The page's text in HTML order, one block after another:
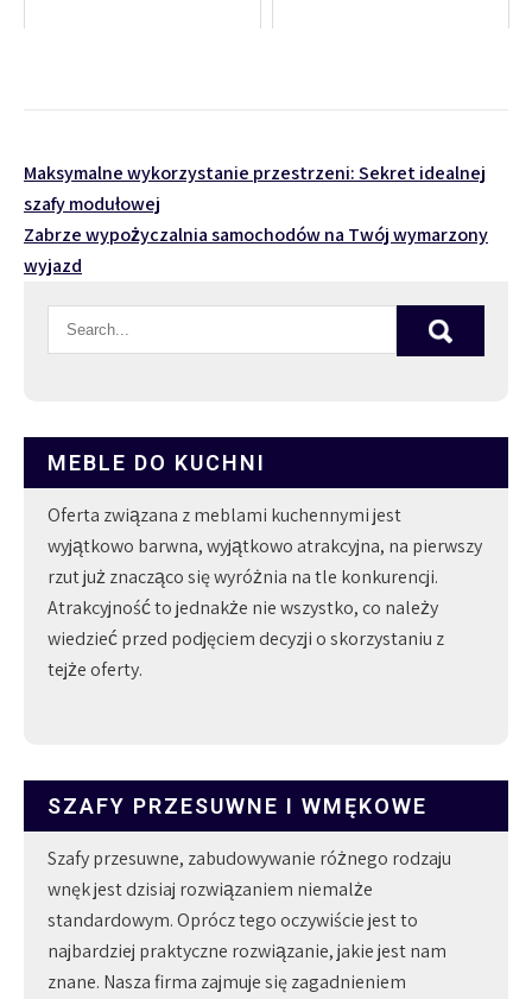
Nawigacja
wpisu
Maksymalne wykorzystanie przestrzeni: Sekret idealnej
szafy modułowej
Zabrze wypożyczalnia samochodów na Twój wymarzony
wyjazd
MEBLE DO KUCHNI
Oferta związana z meblami kuchennymi jest
wyjątkowo barwna, wyjątkowo atrakcyjna, na pierwszy
rzut już znacząco się wyróżnia na tle konkurencji.
Atrakcyjność to jednakże nie wszystko, co należy
wiedzieć przed podjęciem decyzji o skorzystaniu z
tejże oferty.
SZAFY PRZESUWNE I WMĘKOWE
Szafy przesuwne, zabudowywanie różnego rodzaju
wnęk jest dzisiaj rozwiązaniem niemalże
standardowym. Oprócz tego oczywiście jest to
najbardziej praktyczne rozwiązanie, jakie jest nam
znane. Nasza firma zajmuje się zagadnieniem